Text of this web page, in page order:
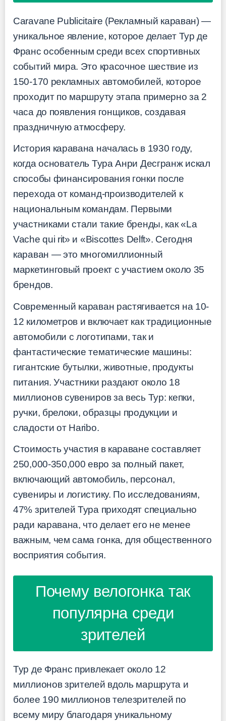
Caravane Publicitaire (Рекламный караван) —
уникальное явление, которое делает Тур де
Франс особенным среди всех спортивных
событий мира. Это красочное шествие из
150-170 рекламных автомобилей, которое
проходит по маршруту этапа примерно за 2
часа до появления гонщиков, создавая
праздничную атмосферу.
История каравана началась в 1930 году,
когда основатель Тура Анри Десгранж искал
способы финансирования гонки после
перехода от команд-производителей к
национальным командам. Первыми
участниками стали такие бренды, как «La
Vache qui rit» и «Biscottes Delft». Сегодня
караван — это многомиллионный
маркетинговый проект с участием около 35
брендов.
Современный караван растягивается на 10-
12 километров и включает как традиционные
автомобили с логотипами, так и
фантастические тематические машины:
гигантские бутылки, животные, продукты
питания. Участники раздают около 18
миллионов сувениров за весь Тур: кепки,
ручки, брелоки, образцы продукции и
сладости от Haribo.
Стоимость участия в караване составляет
250,000-350,000 евро за полный пакет,
включающий автомобиль, персонал,
сувениры и логистику. По исследованиям,
47% зрителей Тура приходят специально
ради каравана, что делает его не менее
важным, чем сама гонка, для общественного
восприятия события.
Почему велогонка так
популярна среди
зрителей
Тур де Франс привлекает около 12
миллионов зрителей вдоль маршрута и
более 190 миллионов телезрителей по
всему миру благодаря уникальному